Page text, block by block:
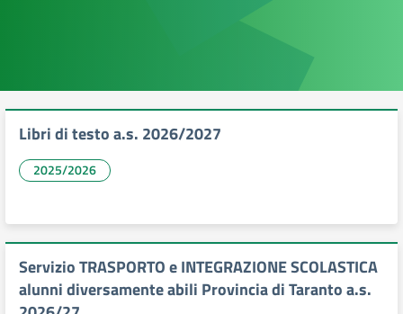
Libri di testo a.s. 2026/2027
2025/2026
Servizio TRASPORTO e INTEGRAZIONE SCOLASTICA
alunni diversamente abili Provincia di Taranto a.s.